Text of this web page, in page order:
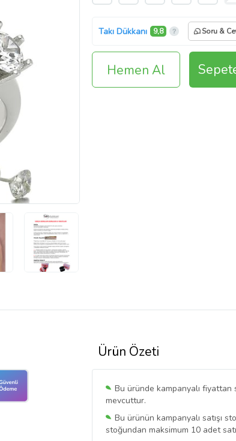
Takı Dükkanı 9,8 Soru &
Hemen Al
Ürün Özeti
Bu üründe kampanyalı
mevcuttur.
Bu ürünün kampanyalı satışı
stoğundan maksimum 10 adet